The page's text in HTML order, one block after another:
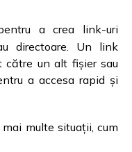
a crea link-uri
directoare. Un link
către un alt fișier sau
a accesa rapid și
multe situații, cum